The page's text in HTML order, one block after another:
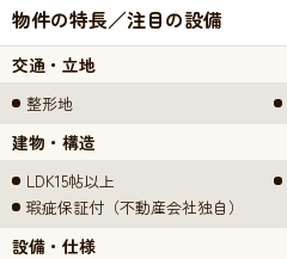
物件の特長／注目の設備
交通・立地
整形地
建物・構造
LDK15帖以上
瑕疵保証付（不動産会社独自）
設備・仕様